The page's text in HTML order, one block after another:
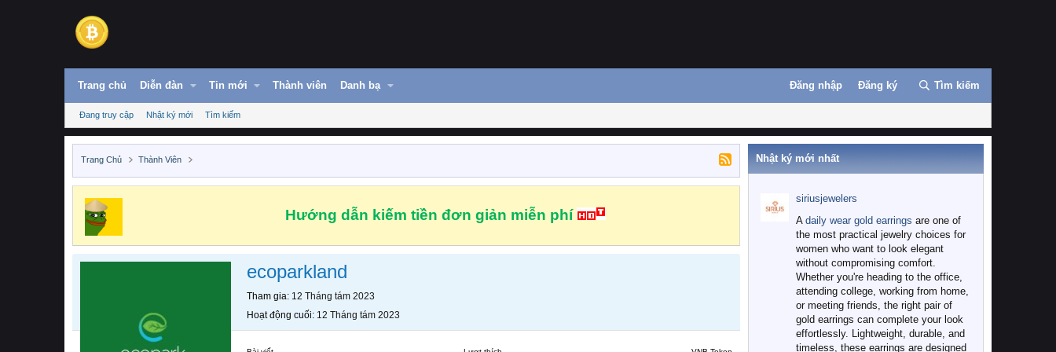
Trang chủ Diễn đàn Tin mới Thành viên Danh bạ Đăng nhập Đăng ký Tìm kiếm
Đang truy cập Nhật ký mới Tìm kiếm
Trang Chủ Thành Viên
Hướng dẫn kiếm tiền đơn giản miễn phí
ecoparkland
Tham gia 12 Tháng tám 2023
Hoạt động cuối 12 Tháng tám 2023
Nhật ký mới nhất
siriusjewelers
A daily wear gold earrings are one of
the most practical jewelry choices for
women who want to look elegant
without compromising comfort.
Whether you're heading to the office,
attending college, working from home,
or meeting friends, the right pair of
gold earrings can complete your look
effortlessly. Lightweight, durable, and
timeless, these earrings are designed